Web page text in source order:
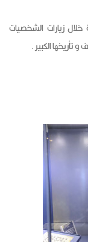
زيارات الشخصيات
تأريخها الكبير .